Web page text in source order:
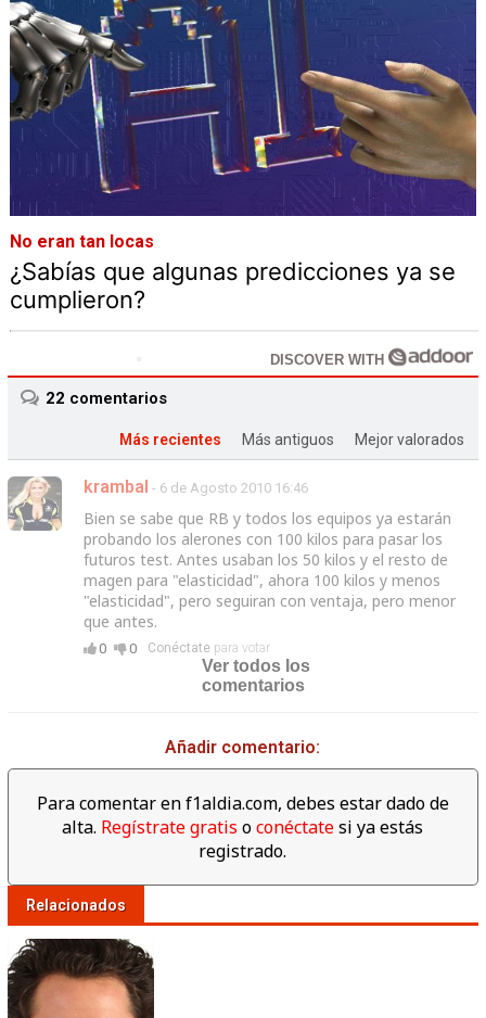
No eran tan locas
¿Sabías que algunas predicciones ya se
cumplieron?
DISCOVER WITH
22 comentarios
Más recientes Más antiguos Mejor valorados
krambal - 6 de Agosto 2010 16:46
Bien se sabe que RB y todos los equipos ya estarán
probando los alerones con 100 kilos para pasar los
futuros test. Antes usaban los 50 kilos y el resto de
magen para "elasticidad", ahora 100 kilos y menos
"elasticidad", pero seguiran con ventaja, pero menor
que antes.
0 0 Conéctatepara votar
Ver todos los
comentarios
Añadir comentario:
Para comentar en f1aldia.com, debes estar dado de
alta. Regístrate gratis oconéctatesi ya estás
registrado.
Relacionados